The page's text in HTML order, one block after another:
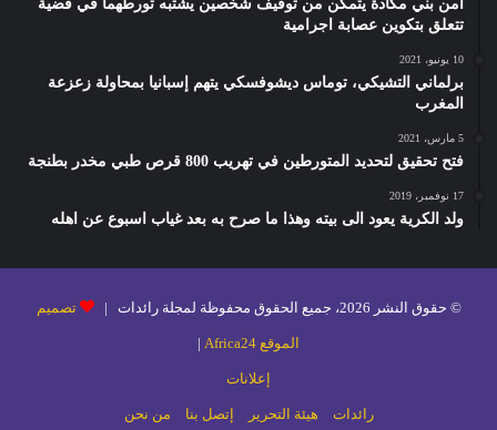
امن بني مكادة يتمكن من توقيف شخصين يشتبه تورطهما في قضية
تتعلق بتكوين عصابة اجرامية
10 يونيو، 2021
برلماني التشيكي، توماس ديشوفسكي يتهم إسبانيا بمحاولة زعزعة
المغرب
5 مارس، 2021
فتح تحقيق لتحديد المتورطين في تهريب 800 قرص طبي مخدر بطنجة
17 نوفمبر، 2019
ولد الكرية يعود الى بيته وهذا ما صرح به بعد غياب اسبوع عن اهله
© حقوق النشر 2026، جميع الحقوق محفوظة لمجلة رائدات | تصميم
الموقع Africa24 |
إعلانات
رائدات هيئة التحرير إتصل بنا من نحن